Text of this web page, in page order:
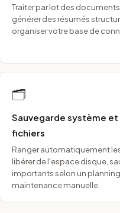
Traiter par lot des
générer des résumés
organiser votre base de
🗂️
Sauvegarde système
fichiers
Ranger automatiquement
libérer de l'espace disque,
importants selon un
maintenance manuelle.